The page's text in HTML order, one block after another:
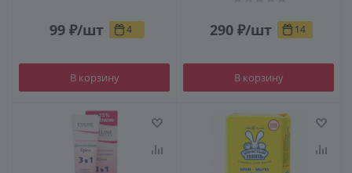
99 ₽/шт 4
В корзину
290 ₽/шт 14
В корзину